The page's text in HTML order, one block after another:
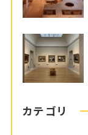
カテゴリ